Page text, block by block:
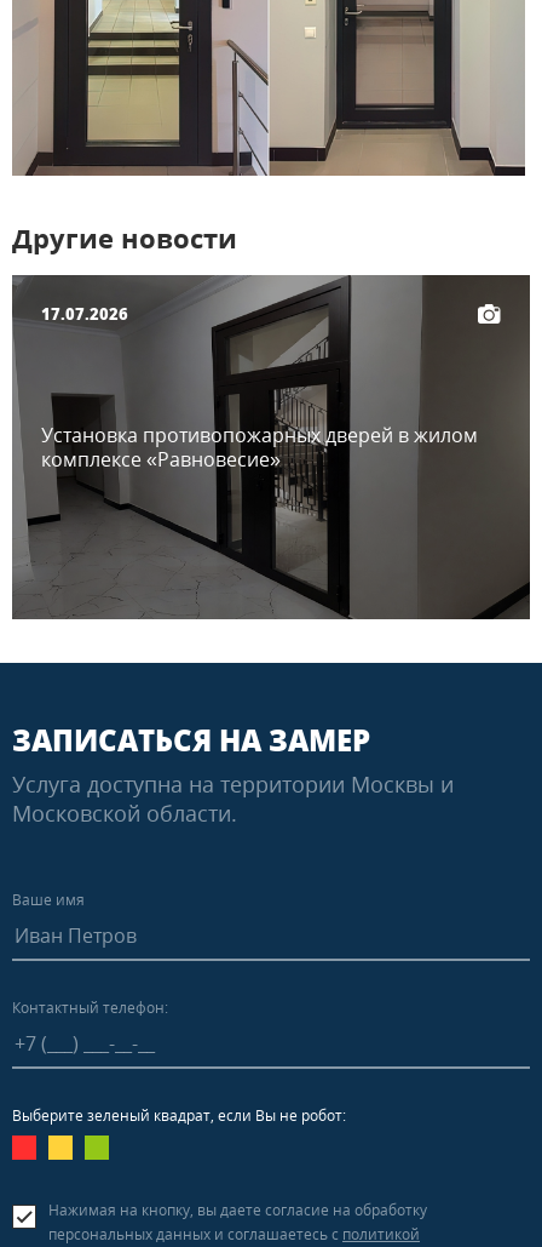
Другие новости
17.07.2026
Установка противопожарных дверей в жилом
комплексе «Равновесие»
ЗАПИСАТЬСЯ НА ЗАМЕР
Услуга доступна на территории Москвы и
Московской области.
Ваше имя
Контактный телефон:
Выберите зеленый квадрат, если Вы не робот:
Нажимая на кнопку, вы даете согласие на обработку
персональных данных и соглашаетесь c политикой